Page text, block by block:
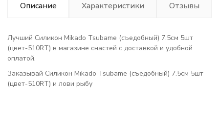
Описание Характеристики Отзывы
Лучший Силикон Mikado Tsubame (съедобный) 7.5см 5шт
(цвет-510RT) в магазине снастей с доставкой и удобной
оплатой.
Заказывай Силикон Mikado Tsubame (съедобный) 7.5см 5шт
(цвет-510RT) и лови рыбу